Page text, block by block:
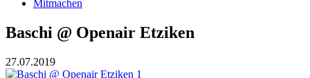
Mitmachen
Baschi @ Openair Etziken
27.07.2019